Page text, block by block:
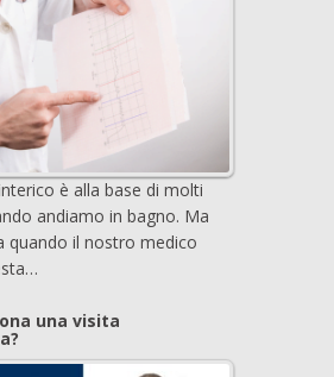
è alla base di molti
andiamo in bagno. Ma
quando il nostro medico
una visita